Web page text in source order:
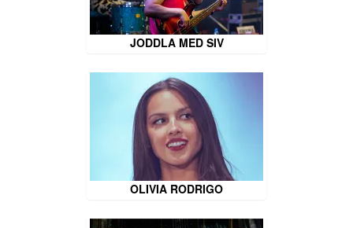
JODDLA MED SIV
OLIVIA RODRIGO